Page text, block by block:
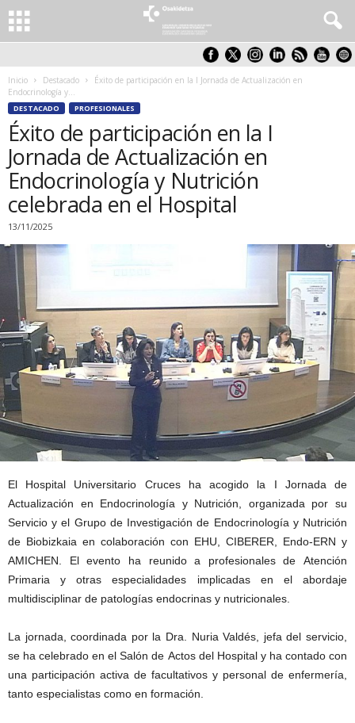
Inicio Destacado
Éxito de participación en la I Jornada de Actualización en
Endocrinología y...
DESTACADO PROFESIONALES
Éxito de participación en la I
Jornada de Actualización en
Endocrinología y Nutrición
celebrada en el Hospital
13/11/2025
El Hospital Universitario Cruces ha acogido la I Jornada de
Actualización en Endocrinología y Nutrición, organizada por su
Servicio y el Grupo de Investigación de Endocrinología y Nutrición
de Biobizkaia en colaboración con EHU, CIBERER, Endo-ERN y
AMICHEN. El evento ha reunido a profesionales de Atención
Primaria y otras especialidades implicadas en el abordaje
multidisciplinar de patologías endocrinas y nutricionales.
La jornada, coordinada por la Dra. Nuria Valdés, jefa del servicio,
se ha celebrado en el Salón de Actos del Hospital y ha contado con
una participación activa de facultativos y personal de enfermería,
tanto especialistas como en formación.